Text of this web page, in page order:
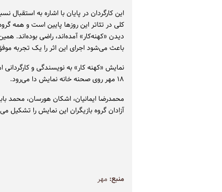
این کارگردان در پایان با اشاره به
کلی در تئاتر این روزها پایین است و همه
دیدن «کهنه‌کار» آمده‌اند، راضی بوده‌اند.
باعث می‌شود اجرای این اثر را یک تجربه
۱۸ مهر روی صحنه خانه نمایش دا می‌رود.
محمدرضا ایمانیان، اشکان هورسان، محمد
آزادان گروه بازیگران این نمایش را تشکیل
منبع: مهر